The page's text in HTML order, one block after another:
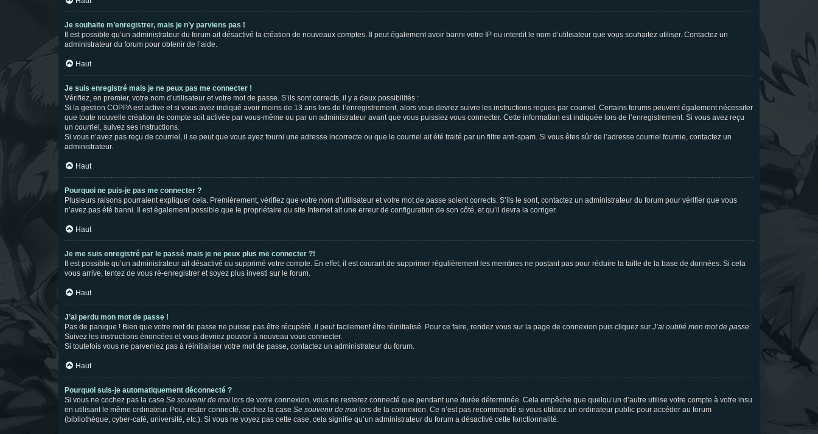
Je souhaite m’enregistrer, mais je n’y parviens pas !
Il est possible qu’un administrateur du forum ait désactivé la création de nouveaux comptes. Il peut également avoir banni votre IP ou interdit le nom d’utilisateur que vous souhaitez utiliser. Contactez un
administrateur du forum pour obtenir de l’aide.
Haut
Je suis enregistré mais je ne peux pas me connecter !
Vérifiez, en premier, votre nom d’utilisateur et votre mot de passe. S’ils sont corrects, il y a deux possibilités :
Si la gestion COPPA est active et si vous avez indiqué avoir moins de 13 ans lors de l’enregistrement, alors vous devrez suivre les instructions reçues par courriel. Certains forums peuvent également nécessiter
que toute nouvelle création de compte soit activée par vous-même ou par un administrateur avant que vous puissiez vous connecter. Cette information est indiquée lors de l’enregistrement. Si vous avez reçu
un courriel, suivez ses instructions.
Si vous n’avez pas reçu de courriel, il se peut que vous ayez fourni une adresse incorrecte ou que le courriel ait été traité par un filtre anti-spam. Si vous êtes sûr de l’adresse courriel fournie, contactez un
administrateur.
Haut
Pourquoi ne puis-je pas me connecter ?
Plusieurs raisons pourraient expliquer cela. Premièrement, vérifiez que votre nom d’utilisateur et votre mot de passe soient corrects. S’ils le sont, contactez un administrateur du forum pour vérifier que vous
n’avez pas été banni. Il est également possible que le propriétaire du site Internet ait une erreur de configuration de son côté, et qu’il devra la corriger.
Haut
Je me suis enregistré par le passé mais je ne peux plus me connecter ?!
Il est possible qu’un administrateur ait désactivé ou supprimé votre compte. En effet, il est courant de supprimer régulièrement les membres ne postant pas pour réduire la taille de la base de données. Si cela
vous arrive, tentez de vous ré-enregistrer et soyez plus investi sur le forum.
Haut
J’ai perdu mon mot de passe !
Pas de panique ! Bien que votre mot de passe ne puisse pas être récupéré, il peut facilement être réinitialisé. Pour ce faire, rendez vous sur la page de connexion puis cliquez sur J’ai oublié mon mot de passe.
Suivez les instructions énoncées et vous devriez pouvoir à nouveau vous connecter.
Si toutefois vous ne parveniez pas à réinitialiser votre mot de passe, contactez un administrateur du forum.
Haut
Pourquoi suis-je automatiquement déconnecté ?
Si vous ne cochez pas la case Se souvenir de moi lors de votre connexion, vous ne resterez connecté que pendant une durée déterminée. Cela empêche que quelqu’un d’autre utilise votre compte à votre insu
en utilisant le même ordinateur. Pour rester connecté, cochez la case Se souvenir de moi lors de la connexion. Ce n’est pas recommandé si vous utilisez un ordinateur public pour accéder au forum
(bibliothèque, cyber-café, université, etc.). Si vous ne voyez pas cette case, cela signifie qu’un administrateur du forum a désactivé cette fonctionnalité.